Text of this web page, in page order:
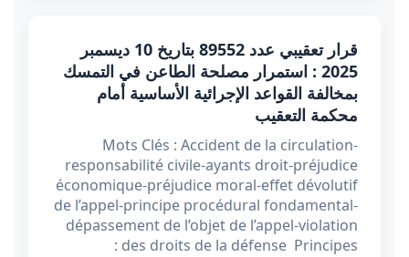
قرار تعقيبي عدد 89552 بتاريخ 10 ديسمبر
2025 : استمرار مصلحة الطاعن في التمسك
بمخالفة القواعد الإجرائية الأساسية أمام
محكمة التعقيب
Mots Clés : Accident de la circulation-
responsabilité civile-ayants droit-préjudice
économique-préjudice moral-effet dévolutif
de l’appel-principe procédural fondamental-
dépassement de l’objet de l’appel-violation
des droits de la défense Principes :